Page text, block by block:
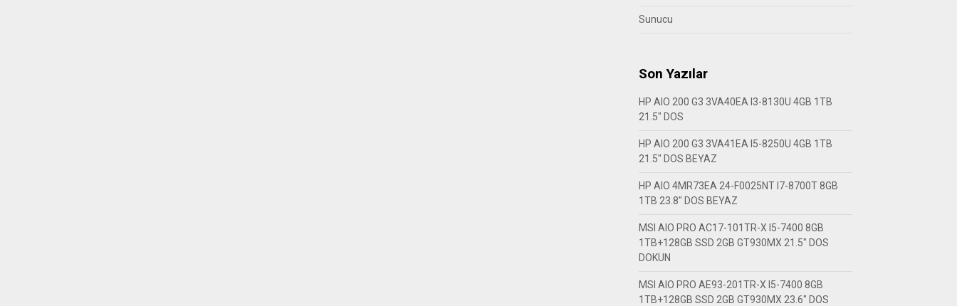
Sunucu
Son Yazılar
HP AIO 200 G3 3VA40EA I3-8130U 4GB 1TB
21.5″ DOS
HP AIO 200 G3 3VA41EA I5-8250U 4GB 1TB
21.5″ DOS BEYAZ
HP AIO 4MR73EA 24-F0025NT I7-8700T 8GB
1TB 23.8″ DOS BEYAZ
MSI AIO PRO AC17-101TR-X I5-7400 8GB
1TB+128GB SSD 2GB GT930MX 21.5″ DOS
DOKUN
MSI AIO PRO AE93-201TR-X I5-7400 8GB
1TB+128GB SSD 2GB GT930MX 23.6″ DOS